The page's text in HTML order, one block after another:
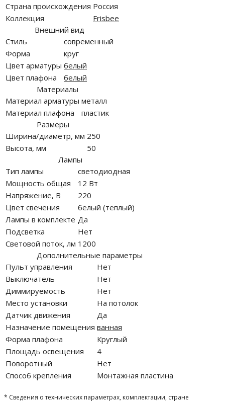
Страна происхождения Россия
Коллекция
Frisbee
Внешний вид
Стиль
современный
Форма
круг
Цвет арматуры белый
Цвет плафона
белый
Материалы
Материал арматуры металл
Материал плафона
пластик
Размеры
Ширина/диаметр, мм 250
Высота, мм
50
Лампы
Тип лампы
светодиодная
Мощность общая
12 Вт
Напряжение, В
220
Цвет свечения
белый (теплый)
Лампы в комплекте Да
Подсветка
Нет
Световой поток, лм 1200
Дополнительные параметры
Пульт управления
Нет
Выключатель
Нет
Диммируемость
Нет
Место установки
На потолок
Датчик движения
Да
Назначение помещения ванная
Форма плафона
Круглый
Площадь освещения
4
Поворотный
Нет
Способ крепления
Монтажная пластина
* Сведения о технических параметрах, комплектации, стране